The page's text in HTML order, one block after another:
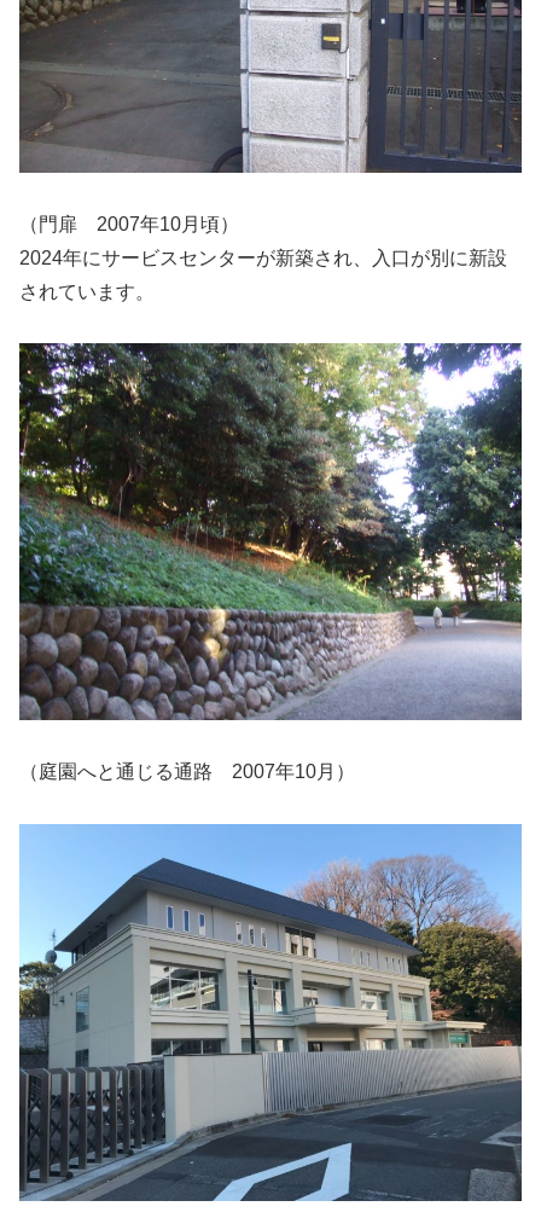
（門扉 2007年10月頃）
2024年にサービスセンターが新築され、入口が別に新設
されています。
（庭園へと通じる通路 2007年10月）